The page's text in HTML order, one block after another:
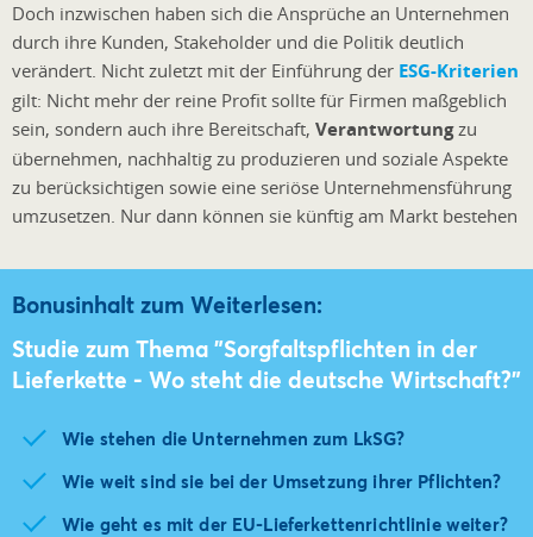
Doch inzwischen haben sich die Ansprüche an Unternehmen
durch ihre Kunden, Stakeholder und die Politik deutlich
verändert. Nicht zuletzt mit der Einführung der ESG-Kriterien
gilt: Nicht mehr der reine Profit sollte für Firmen maßgeblich
sein, sondern auch ihre Bereitschaft, Verantwortungzu
übernehmen, nachhaltig zu produzieren und soziale Aspekte
zu berücksichtigen sowie eine seriöse Unternehmensführung
umzusetzen. Nur dann können sie künftig am Markt bestehen
Bonusinhalt zum Weiterlesen:
Studie zum Thema "Sorgfaltspflichten in der
Lieferkette - Wo steht die deutsche Wirtschaft?"
Wie stehen die Unternehmen zum LkSG?
Wie weit sind sie bei der Umsetzung ihrer Pflichten?
Wie geht es mit der EU-Lieferkettenrichtlinie weiter?